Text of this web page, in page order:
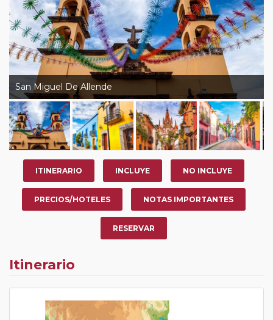
San Miguel De Allende
ITINERARIO INCLUYE NO INCLUYE
PRECIOS/HOTELES NOTAS IMPORTANTES
RESERVAR
Itinerario